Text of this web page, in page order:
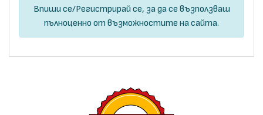
Впиши се/Регистрирай се, за да се възползваш
пълноценно от възможностите на сайта.